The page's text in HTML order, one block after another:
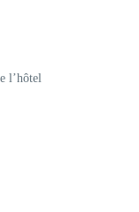
l’hôtel